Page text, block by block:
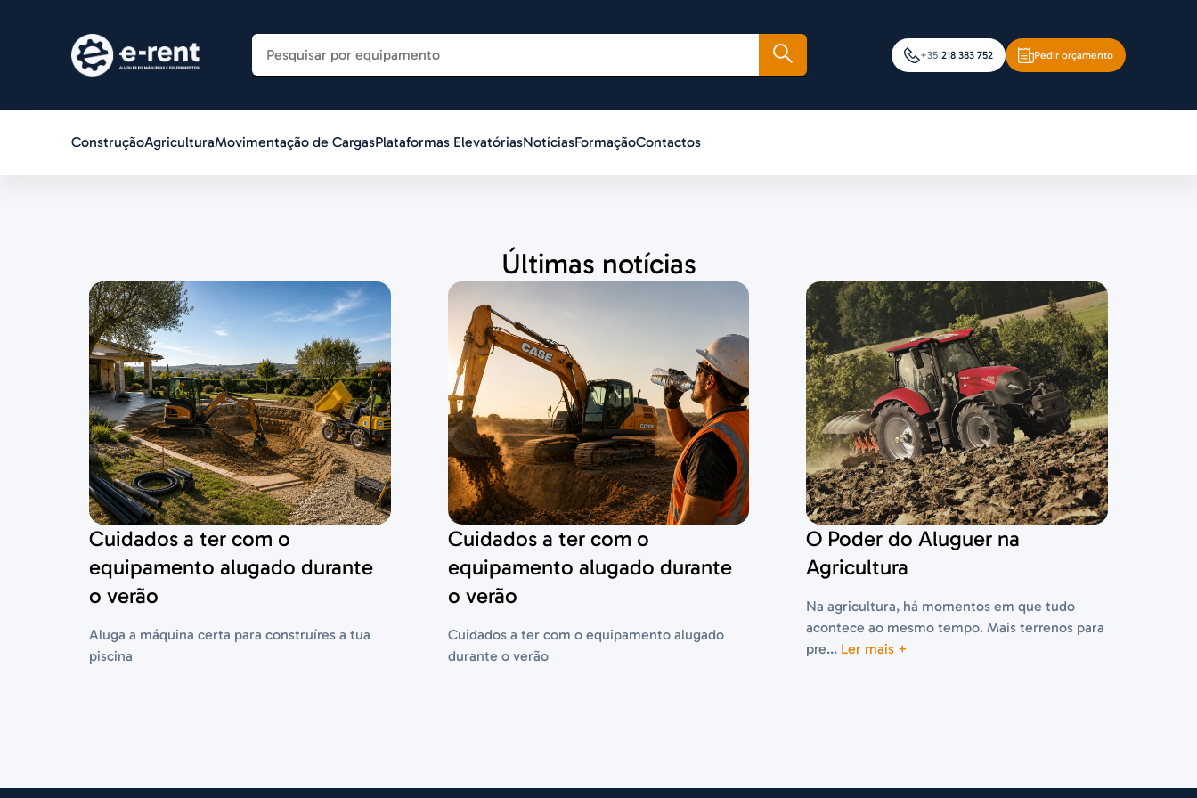
+351218 383 752 Pedir orçamento
ConstruçãoAgriculturaMovimentação de CargasPlataformas ElevatóriasNotíciasFormaçãoContactos
Últimas notícias
Cuidados a ter com o
equipamento alugado durante
o verão
Aluga a máquina certa para construíres a tua
piscina
Cuidados a ter com o
equipamento alugado durante
o verão
Cuidados a ter com o equipamento alugado
durante o verão
O Poder do Aluguer na
Agricultura
Na agricultura, há momentos em que tudo
acontece ao mesmo tempo. Mais terrenos para
pre... Ler mais +